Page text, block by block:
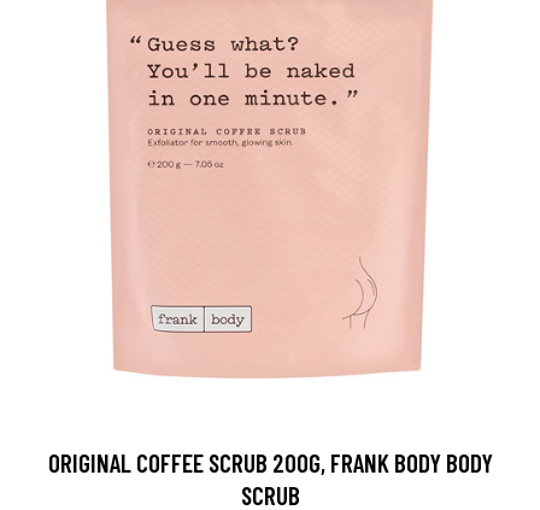
ORIGINAL COFFEE SCRUB 200G, FRANK BODY BODY
SCRUB